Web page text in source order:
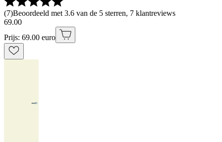
(7)Beoordeeld met 3.6 van de 5 sterren, 7 klantreviews
69.00
Prijs: 69.00 euro